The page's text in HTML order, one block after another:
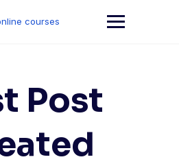
courses
Post